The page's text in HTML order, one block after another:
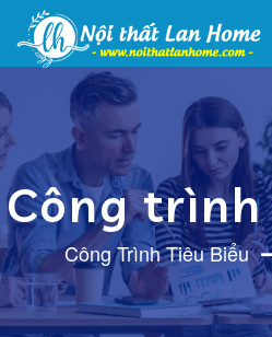
Công
Công Trình Tiêu Biểu